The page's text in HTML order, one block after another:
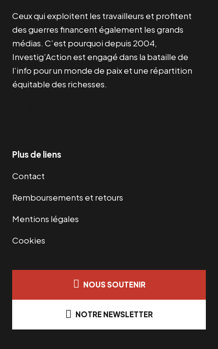
Ceux qui exploitent les travailleurs et profitent
des guerres financent également les grands
médias. C’est pourquoi depuis 2004,
Investig’Action est engagé dans la bataille de
l’info pour un monde de paix et une répartition
équitable des richesses.
Plus de liens
Contact
Remboursements et retours
Mentions légales
Cookies
NOUS SOUTENIR
NOTRE NEWSLETTER